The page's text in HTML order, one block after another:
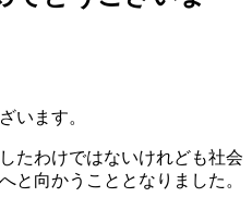
います。
たわけではないけれども社会
と向かうこととなりました。